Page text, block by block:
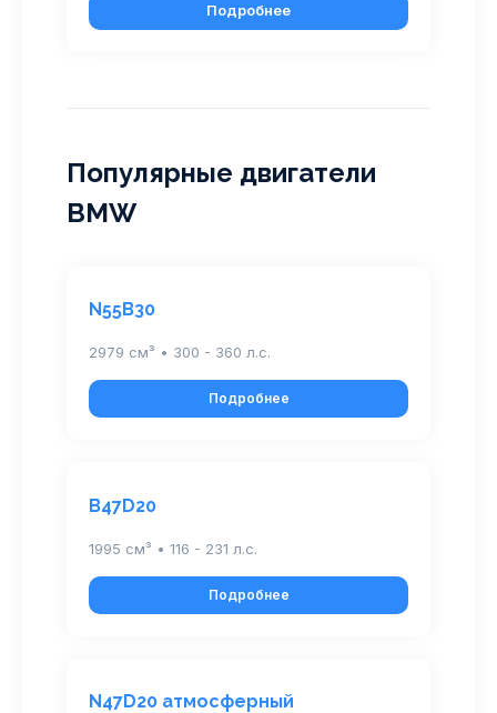
Подробнее
Популярные двигатели
BMW
N55B30
2979 см³ • 300 - 360 л.с.
Подробнее
B47D20
1995 см³ • 116 - 231 л.с.
Подробнее
N47D20 атмосферный